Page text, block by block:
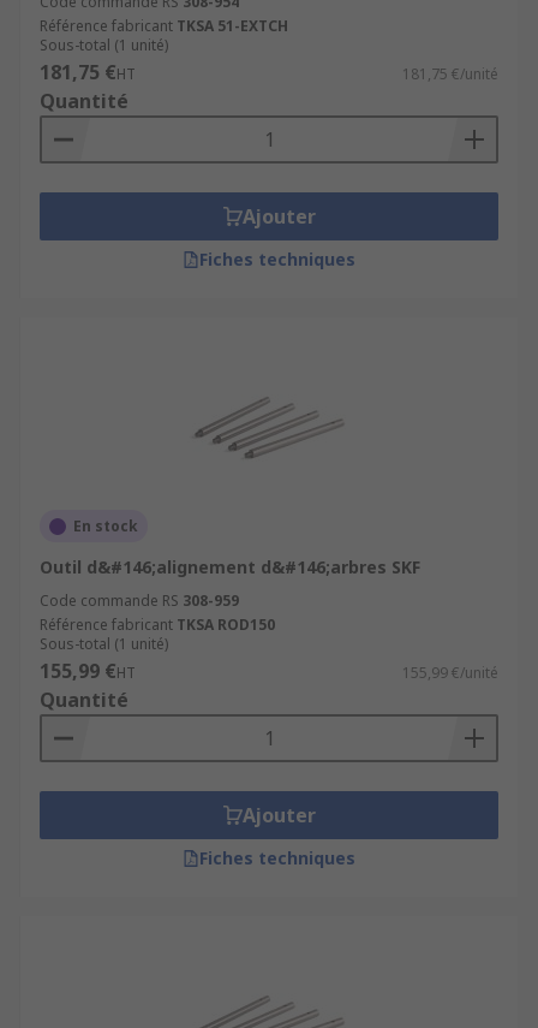
Référence fabricant TKSA 51-EXTCH
Sous-total (1 unité)
181,75 €HT 181,75 €/unité
Quantité
Ajouter
Fiches techniques
En stock
Outil d&#146;alignement d&#146;arbres SKF
Code commande RS 308-959
Référence fabricant TKSA ROD150
Sous-total (1 unité)
155,99 €HT 155,99 €/unité
Quantité
Ajouter
Fiches techniques